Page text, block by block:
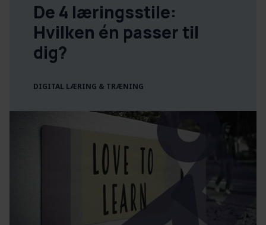
De 4 læringsstile:
Hvilken én passer til
dig?
DIGITAL LÆRING & TRÆNING